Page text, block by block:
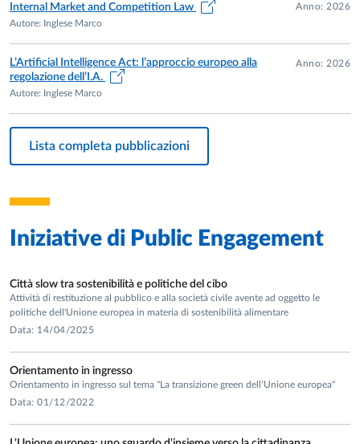
Internal Market and Competition Law
Autore: Inglese Marco
Anno: 2026
L’Artificial Intelligence Act: l’approccio europeo alla
regolazione dell’I.A.
Autore: Inglese Marco
Anno: 2026
Lista completa pubblicazioni
Iniziative di Public Engagement
Città slow tra sostenibilità e politiche del cibo
Attività di restituzione al pubblico e alla società civile avente ad oggetto le
politiche dell'Unione europea in materia di sostenibilità alimentare
Data: 14/04/2025
Orientamento in ingresso
Orientamento in ingresso sul tema "La transizione green dell’Unione europea"
Data: 01/12/2022